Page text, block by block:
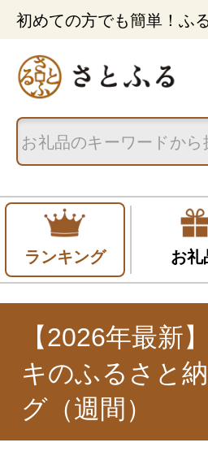
初めての方でも簡単！ふ
ランキング お礼
【2026年最新
キのふるさと
グ（週間）